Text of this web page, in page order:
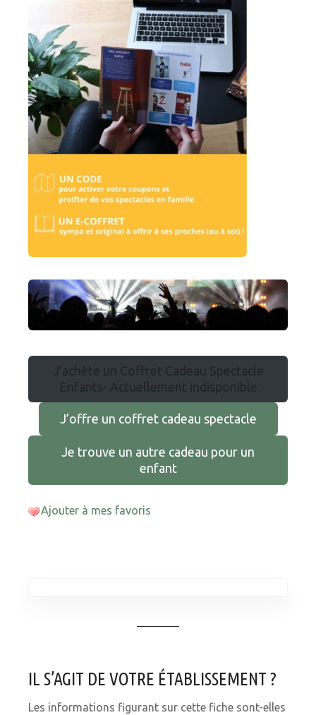
J’achète un Coffret Cadeau Spectacle
Enfants- Actuellement indisponible
J’offre un coffret cadeau spectacle
Je trouve un autre cadeau pour un
enfant
Ajouter à mes favoris
IL S’AGIT DE VOTRE ÉTABLISSEMENT ?
Les informations figurant sur cette fiche sont-elles